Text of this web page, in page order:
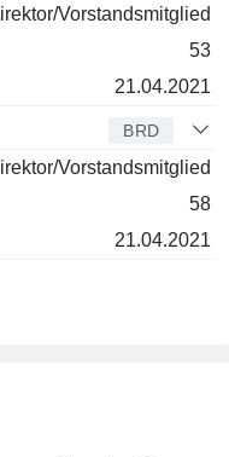
Vorstandsmitglied
53
21.04.2021
BRD
Vorstandsmitglied
58
21.04.2021